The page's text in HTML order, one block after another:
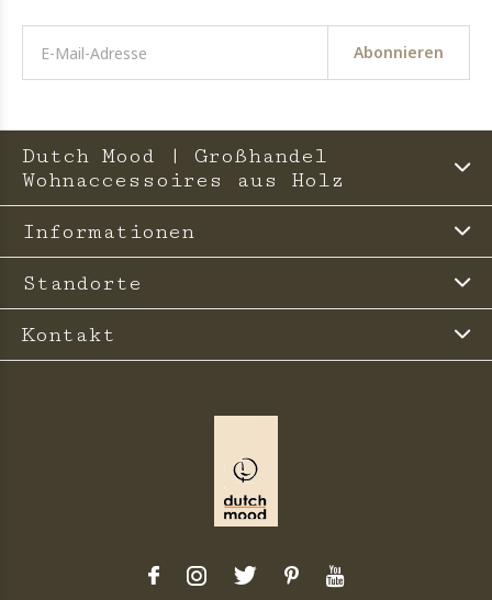
Abonnieren
Dutch Mood | Großhandel
Wohnaccessoires aus Holz
Informationen
Standorte
Kontakt